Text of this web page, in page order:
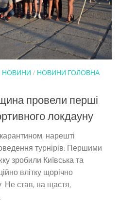
НОВИНИ / НОВИНИ ГОЛОВНА
провели перші
локдауну
нарешті
турнірів. Першими
зробили Київська та
влітку щорічно
Не став, на щастя,